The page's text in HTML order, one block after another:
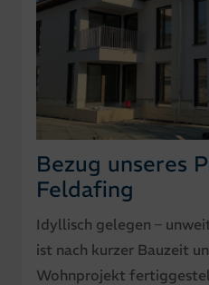
Bezug unseres
Feldafing
Idyllisch gelegen –
ist nach kurzer Bauzeit
Wohnprojekt